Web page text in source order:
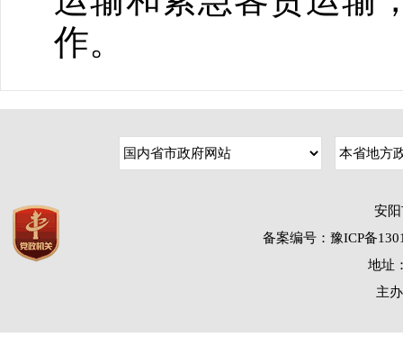
作。
安
备案编号：豫ICP备
地址
主